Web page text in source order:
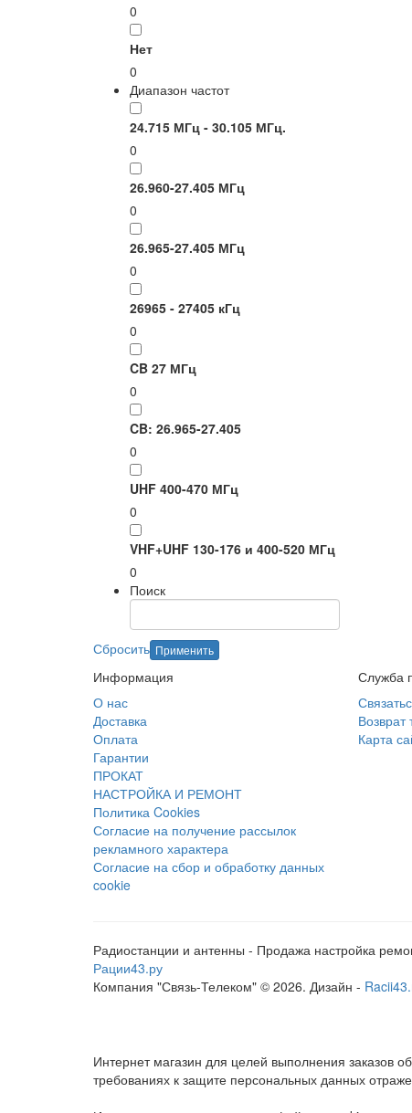
0
Нет
0
Диапазон частот
24.715 МГц - 30.105 МГц.
0
26.960-27.405 МГц
0
26.965-27.405 МГц
0
26965 - 27405 кГц
0
CB 27 МГц
0
CB: 26.965-27.405
0
UHF 400-470 МГц
0
VHF+UHF 130-176 и 400-520 МГц
0
Поиск
Сбросить Применить
Информация
О нас
Доставка
Оплата
Гарантии
ПРОКАТ
НАСТРОЙКА И РЕМОНТ
Политика Cookies
Согласие на получение рассылок
рекламного характера
Согласие на сбор и обработку данных
cookie
Служба
Возврат
Карта
Радиостанции и антенны - Продажа настройка
Рации43.ру
Компания "Связь-Телеком" © 2026. Дизайн -
Интернет магазин для целей выполнения заказов
требованиях к защите персональных данных